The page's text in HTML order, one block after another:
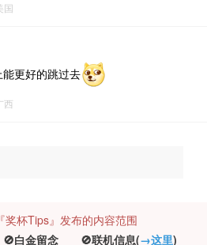
国
更好的跳过去
西
杯Tips』发布的内容范围
白金留念 🚫联机信息(→这里)